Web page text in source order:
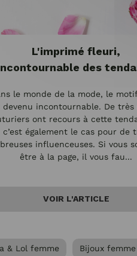
L'imprimé fleuri,
des
le monde de la mode, le
devenu incontournable. De très
ont recours à cette
c’est également le cas pour de
influenceuses. Si vous
être à la page, il vous fau...
VOIR L'ARTICLE
& Lol femme Bijoux femme